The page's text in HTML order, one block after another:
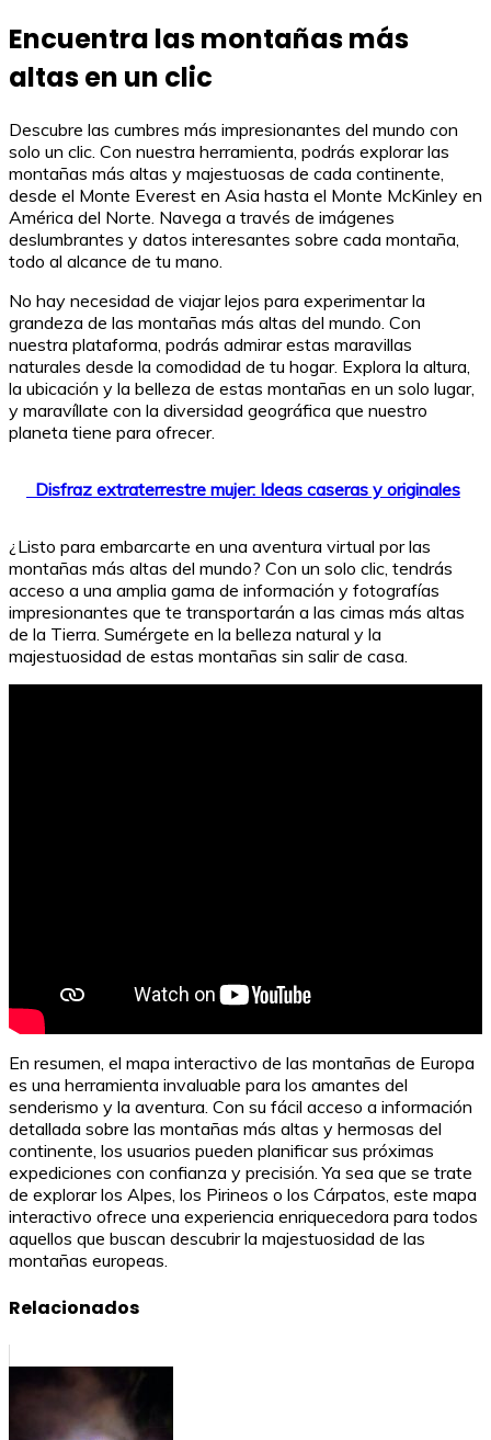
Encuentra las montañas más
altas en un clic
Descubre las cumbres más impresionantes del mundo con
solo un clic. Con nuestra herramienta, podrás explorar las
montañas más altas y majestuosas de cada continente,
desde el Monte Everest en Asia hasta el Monte McKinley en
América del Norte. Navega a través de imágenes
deslumbrantes y datos interesantes sobre cada montaña,
todo al alcance de tu mano.
No hay necesidad de viajar lejos para experimentar la
grandeza de las montañas más altas del mundo. Con
nuestra plataforma, podrás admirar estas maravillas
naturales desde la comodidad de tu hogar. Explora la altura,
la ubicación y la belleza de estas montañas en un solo lugar,
y maravíllate con la diversidad geográfica que nuestro
planeta tiene para ofrecer.
Disfraz extraterrestre mujer: Ideas caseras y originales
¿Listo para embarcarte en una aventura virtual por las
montañas más altas del mundo? Con un solo clic, tendrás
acceso a una amplia gama de información y fotografías
impresionantes que te transportarán a las cimas más altas
de la Tierra. Sumérgete en la belleza natural y la
majestuosidad de estas montañas sin salir de casa.
En resumen, el mapa interactivo de las montañas de Europa
es una herramienta invaluable para los amantes del
senderismo y la aventura. Con su fácil acceso a información
detallada sobre las montañas más altas y hermosas del
continente, los usuarios pueden planificar sus próximas
expediciones con confianza y precisión. Ya sea que se trate
de explorar los Alpes, los Pirineos o los Cárpatos, este mapa
interactivo ofrece una experiencia enriquecedora para todos
aquellos que buscan descubrir la majestuosidad de las
montañas europeas.
Relacionados